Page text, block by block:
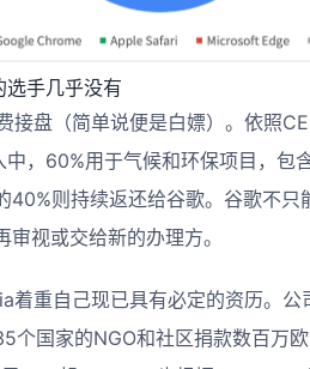
手几乎没有
接盘（简单说便是白嫖）。依照
，60%用于气候和环保项目，包
40%则持续返还给谷歌。谷歌不
视或交给新的办理方。
着重自己现已具有必定的资历。
个国家的NGO和社区捐款数百万